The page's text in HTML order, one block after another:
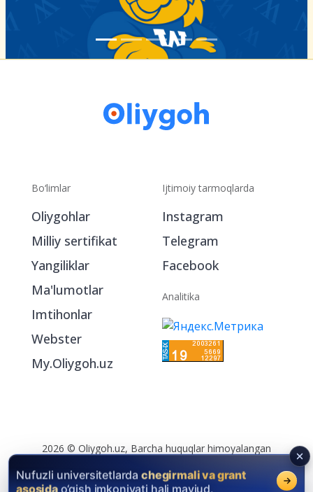
Bo‘limlar
Oliygohlar
Milliy sertifikat
Yangiliklar
Ma'lumotlar
Imtihonlar
Webster
My.Oliygoh.uz
Ijtimoiy tarmoqlarda
Instagram
Telegram
Facebook
Analitika
2026 © Oliygoh.uz, Barcha huquqlar himoyalangan
Reklama/Foydalanish shartlari
Nufuzli universitetlarda chegirmali va grant
asosidao‘qish imkoniyati hali mavjud.